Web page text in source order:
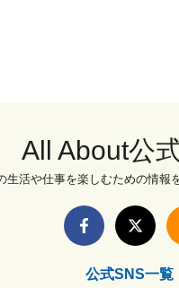
All About公
生活や仕事を楽しむための情報
公式SNS一覧